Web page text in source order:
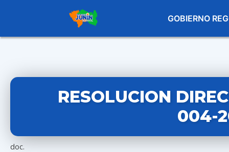
GOBIERNO
RESOLUCION
004-
doc.